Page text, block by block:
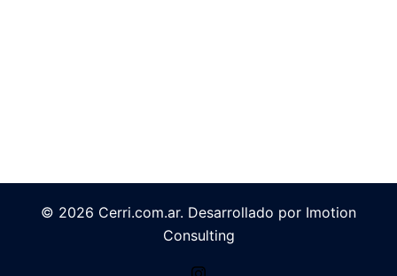
© 2026 Cerri.com.ar. Desarrollado por Imotion
Consulting